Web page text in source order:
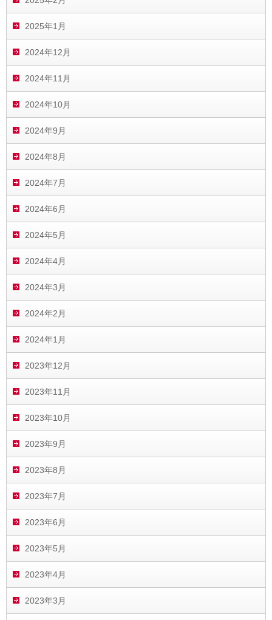
2025年1月
2024年12月
2024年11月
2024年10月
2024年9月
2024年8月
2024年7月
2024年6月
2024年5月
2024年4月
2024年3月
2024年2月
2024年1月
2023年12月
2023年11月
2023年10月
2023年9月
2023年8月
2023年7月
2023年6月
2023年5月
2023年4月
2023年3月